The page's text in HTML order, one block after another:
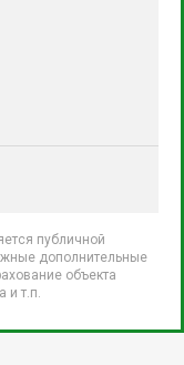
публичной
дополнительные
объекта
т.п.